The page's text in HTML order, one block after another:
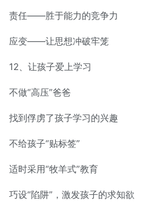
责任——胜于能力的竞争力
应变——让思想冲破牢笼
12、让孩子爱上学习
不做“高压”爸爸
找到俘虏了孩子学习的兴趣
不给孩子“贴标签”
适时采用“牧羊式”教育
巧设“陷阱”，激发孩子的求知欲